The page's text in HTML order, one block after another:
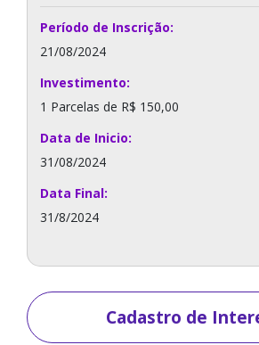
Período de Inscrição:
21/08/2024
Investimento:
1 Parcelas de R$ 150,00
Data de Inicio:
31/08/2024
Data Final:
31/8/2024
Cadastro de